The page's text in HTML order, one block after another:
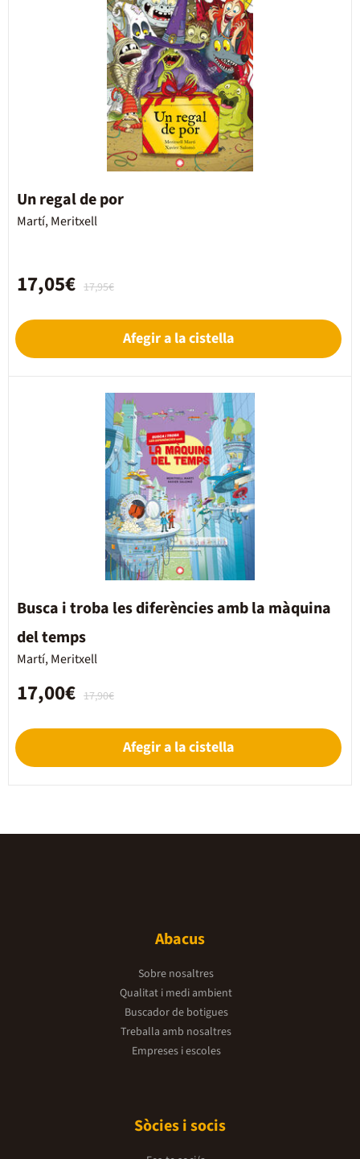
Un regal de por
Martí, Meritxell
17,95€
17,05€
Afegir a la cistella
Busca i troba les diferències amb la màquina
del temps
Martí, Meritxell
17,90€
17,00€
Afegir a la cistella
Abacus
Sobre nosaltres
Qualitat i medi ambient
Buscador de botigues
Treballa amb nosaltres
Empreses i escoles
Sòcies i socis